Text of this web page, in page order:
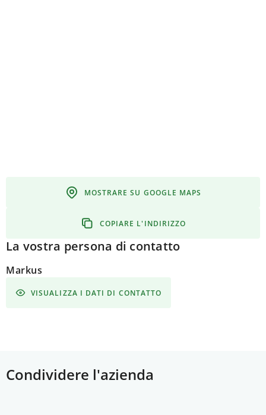
MOSTRARE SU GOOGLE MAPS
COPIARE L'INDIRIZZO
La vostra persona di contatto
Markus
VISUALIZZA I DATI DI CONTATTO
Condividere l'azienda